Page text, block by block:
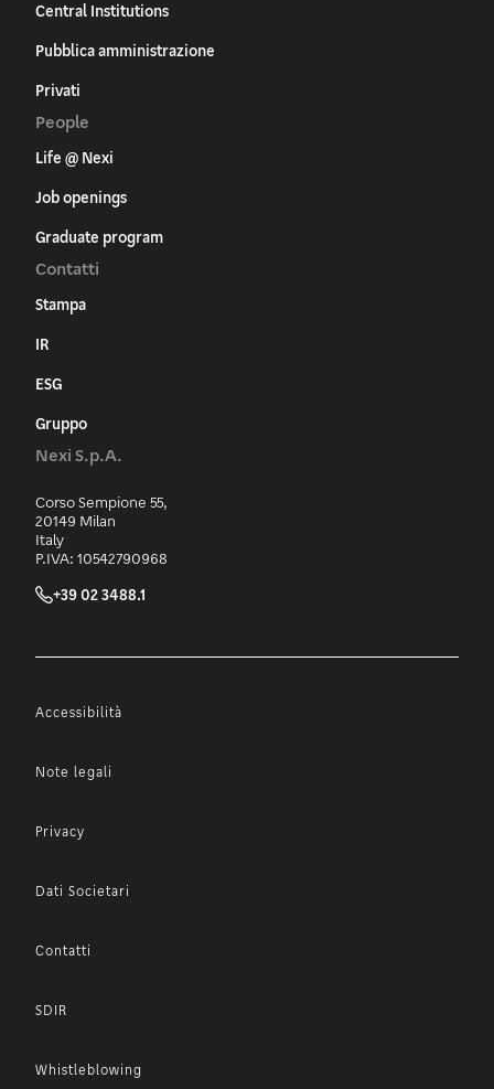
Central Institutions
Pubblica amministrazione
Privati
People
Life @ Nexi
Job openings
Graduate program
Contatti
Stampa
IR
ESG
Gruppo
Nexi S.p.A.
Corso Sempione 55,
20149 Milan
Italy
P.IVA: 10542790968
+39 02 3488.1
Accessibilità
Note legali
Privacy
Dati Societari
Contatti
SDIR
Whistleblowing